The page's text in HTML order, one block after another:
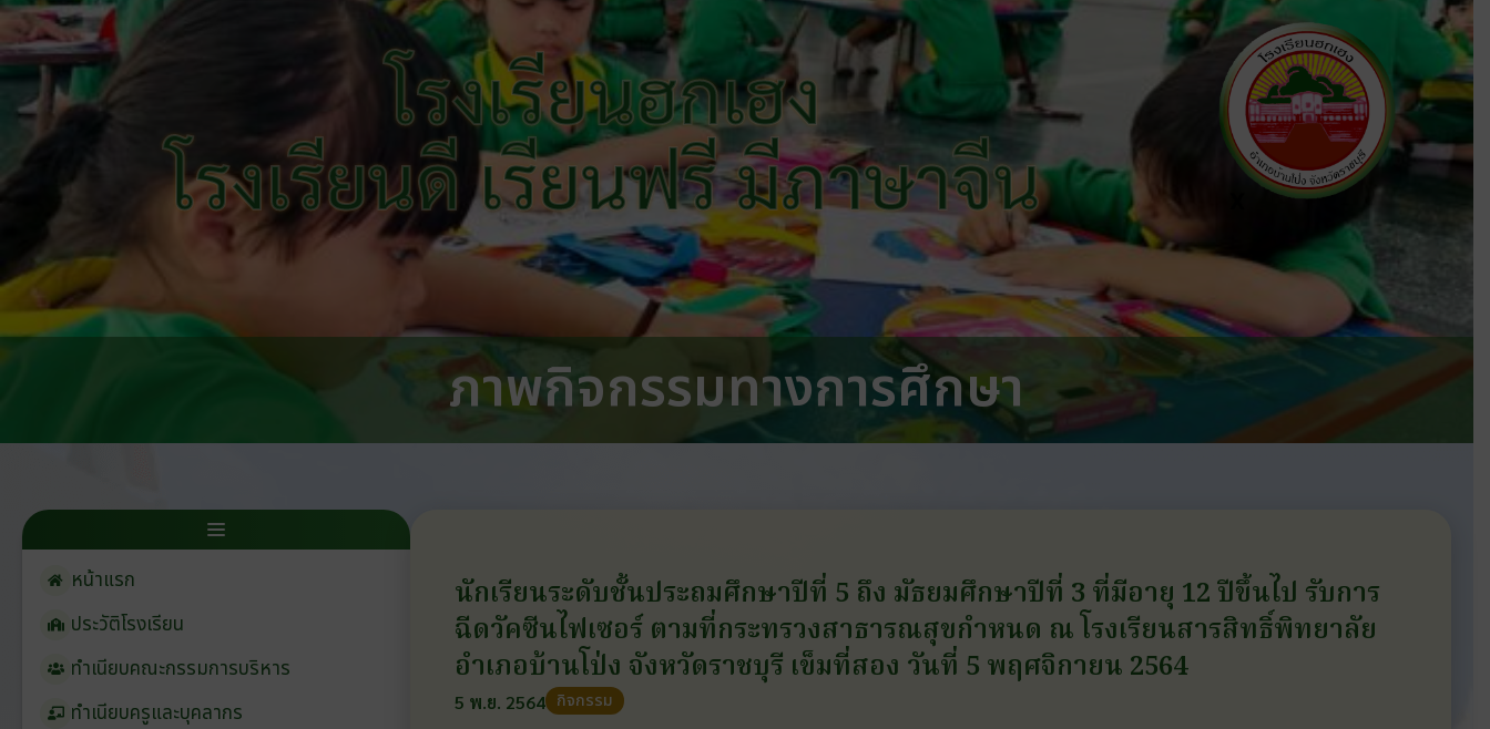
โรงเรียนฮกเฮง
โรงเรียนดี เรียนฟรี มีภาษาจีน
ภาพกิจกรรมทางการศึกษา
หน้าแรก
ประวัติโรงเรียน
ทำเนียบคณะกรรมการบริหาร
ทำเนียบครูและบุคลากร
นักเรียนระดับชั้นประถมศึกษาปีที่ 5 ถึง มัธยมศึกษาปีที่ 3 ที่มีอายุ 12 ปีขึ้นไป รับการ
ฉีดวัคซีนไฟเซอร์ ตามที่กระทรวงสาธารณสุขกำหนด ณ โรงเรียนสารสิทธิ์พิทยาลัย
อำเภอบ้านโป่ง จังหวัดราชบุรี เข็มที่สอง วันที่ 5 พฤศจิกายน 2564
5 พ.ย. 2564 กิจกรรม